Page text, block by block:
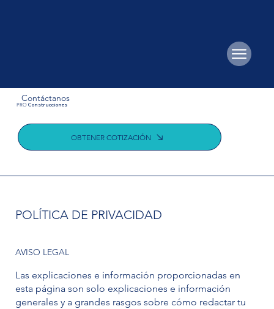
PRO Construcciones
Contáctanos
OBTENER COTIZACIÓN
POLÍTICA DE PRIVACIDAD
AVISO LEGAL
Las explicaciones e información proporcionadas en
esta página son solo explicaciones e información
generales y a grandes rasgos sobre cómo redactar tu